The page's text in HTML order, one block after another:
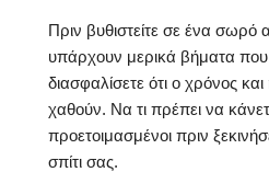
Πριν βυθιστείτε σε ένα σωρό
υπάρχουν μερικά βήματα που
διασφαλίσετε ότι ο χρόνος
χαθούν. Να τι πρέπει να
προετοιμασμένοι πριν
σπίτι σας.